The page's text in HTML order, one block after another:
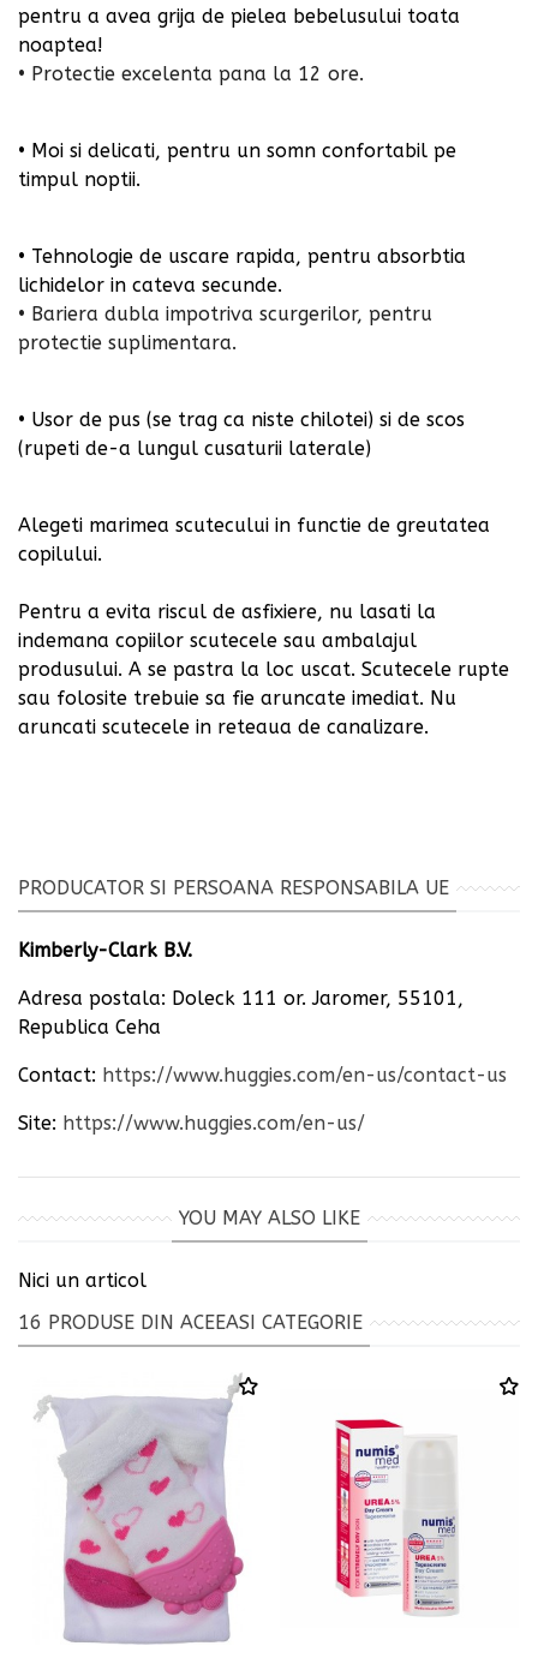
pentru a avea grija de pielea bebelusului toata
noaptea!
• Protectie excelenta pana la 12 ore.
• Moi si delicati, pentru un somn confortabil pe
timpul noptii.
• Tehnologie de uscare rapida, pentru absorbtia
lichidelor in cateva secunde.
• Bariera dubla impotriva scurgerilor, pentru
protectie suplimentara.
• Usor de pus (se trag ca niste chilotei) si de scos
(rupeti de-a lungul cusaturii laterale)
Alegeti marimea scutecului in functie de greutatea
copilului.
Pentru a evita riscul de asfixiere, nu lasati la
indemana copiilor scutecele sau ambalajul
produsului. A se pastra la loc uscat. Scutecele rupte
sau folosite trebuie sa fie aruncate imediat. Nu
aruncati scutecele in reteaua de canalizare.
PRODUCATOR SI PERSOANA RESPONSABILA UE
Kimberly-Clark B.V.
Adresa postala: Doleck 111 or. Jaromer, 55101,
Republica Ceha
Contact: https://www.huggies.com/en-us/contact-us
Site: https://www.huggies.com/en-us/
YOU MAY ALSO LIKE
Nici un articol
16 PRODUSE DIN ACEEASI CATEGORIE